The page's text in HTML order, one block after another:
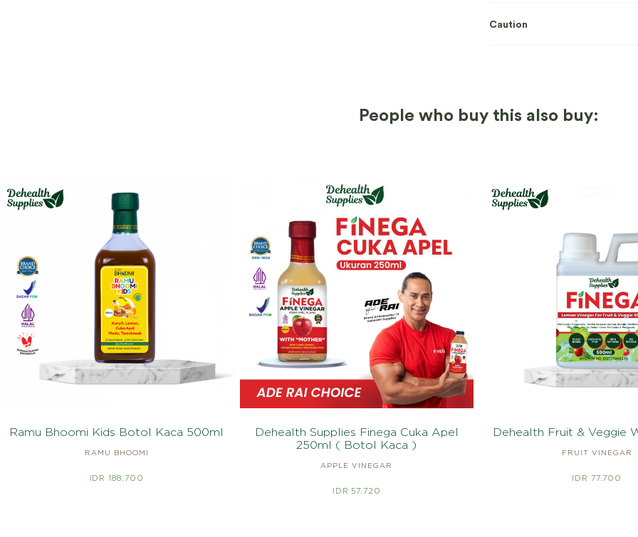
Caution
People who buy this also buy:
Ramu Bhoomi Kids Botol Kaca 500ml
RAMU BHOOMI
IDR 188.700
Dehealth Supplies Finega Cuka Apel
250ml ( Botol Kaca )
APPLE VINEGAR
IDR 57.720
Dehealth Fruit & Veggie
FRUIT VINEGAR
IDR 77.700